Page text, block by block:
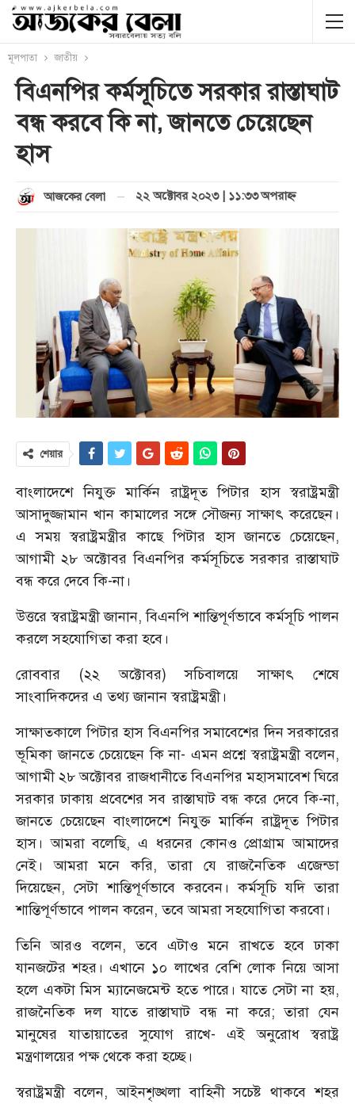
মূলপাতা জাতীয়
বিএনপির কর্মসূচিতে সরকার রাস্তাঘাট
বন্ধ করবে কি না, জানতে চেয়েছেন
হাস
আজকের বেলা ২২ অক্টোবর ২০২৩ | ১১:৩৩ অপরাহ্ণ
শেয়ার
বাংলাদেশে নিযুক্ত মার্কিন রাষ্ট্রদূত পিটার হাস স্বরাষ্ট্রমন্ত্রী
আসাদুজ্জামান খান কামালের সঙ্গে সৌজন্য সাক্ষাৎ করেছেন।
এ সময় স্বরাষ্ট্রমন্ত্রীর কাছে পিটার হাস জানতে চেয়েছেন,
আগামী ২৮ অক্টোবর বিএনপির কর্মসূচিতে সরকার রাস্তাঘাট
বন্ধ করে দেবে কি-না।
উত্তরে স্বরাষ্ট্রমন্ত্রী জানান, বিএনপি শান্তিপূর্ণভাবে কর্মসূচি পালন
করলে সহযোগিতা করা হবে।
রোববার (২২ অক্টোবর) সচিবালয়ে সাক্ষাৎ শেষে
সাংবাদিকদের এ তথ্য জানান স্বরাষ্ট্রমন্ত্রী।
সাক্ষাতকালে পিটার হাস বিএনপির সমাবেশের দিন সরকারের
ভূমিকা জানতে চেয়েছেন কি না- এমন প্রশ্নে স্বরাষ্ট্রমন্ত্রী বলেন,
আগামী ২৮ অক্টোবর রাজধানীতে বিএনপির মহাসমাবেশ ঘিরে
সরকার ঢাকায় প্রবেশের সব রাস্তাঘাট বন্ধ করে দেবে কি-না,
জানতে চেয়েছেন বাংলাদেশে নিযুক্ত মার্কিন রাষ্ট্রদূত পিটার
হাস। আমরা বলেছি, এ ধরনের কোনও প্রোগ্রাম আমাদের
নেই। আমরা মনে করি, তারা যে রাজনৈতিক এজেন্ডা
দিয়েছেন, সেটা শান্তিপূর্ণভাবে করবেন। কর্মসূচি যদি তারা
শান্তিপূর্ণভাবে পালন করেন, তবে আমরা সহযোগিতা করবো।
তিনি আরও বলেন, তবে এটাও মনে রাখতে হবে ঢাকা
যানজটের শহর। এখানে ১০ লাখের বেশি লোক নিয়ে আসা
হলে একটা মিস ম্যানেজমেন্ট হতে পারে। যাতে সেটা না হয়,
রাজনৈতিক দল যাতে রাস্তাঘাট বন্ধ না করে; তারা যেন
মানুষের যাতায়াতের সুযোগ রাখে- এই অনুরোধ স্বরাষ্ট্র
মন্ত্রণালয়ের পক্ষ থেকে করা হচ্ছে।
স্বরাষ্ট্রমন্ত্রী বলেন, আইনশৃঙ্খলা বাহিনী সচেষ্ট থাকবে শহর